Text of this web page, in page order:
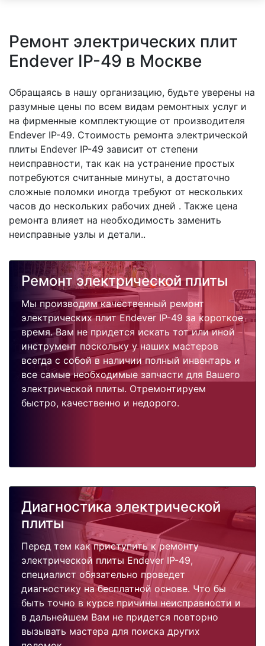
Ремонт электрических плит
Endever IP-49 в Москве
Обращаясь в нашу организацию, будьте уверены на
разумные цены по всем видам ремонтных услуг и
на фирменные комплектующие от производителя
Endever IP-49. Стоимость ремонта электрической
плиты Endever IP-49 зависит от степени
неисправности, так как на устранение простых
потребуются считанные минуты, а достаточно
сложные поломки иногда требуют от нескольких
часов до нескольких рабочих дней . Также цена
ремонта влияет на необходимость заменить
неисправные узлы и детали..
Ремонт электрической плиты
Мы производим качественный ремонт
электрических плит Endever IP-49 за короткое
время. Вам не придется искать тот или иной
инструмент поскольку у наших мастеров
всегда с собой в наличии полный инвентарь и
все самые необходимые запчасти для Вашего
электрической плиты. Отремонтируем
быстро, качественно и недорого.
Диагностика электрической
плиты
Перед тем как приступить к ремонту
электрической плиты Endever IP-49,
специалист обязательно проведет
диагностику на бесплатной основе. Что бы
быть точно в курсе причины неисправности и
в дальнейшем Вам не придется повторно
вызывать мастера для поиска других